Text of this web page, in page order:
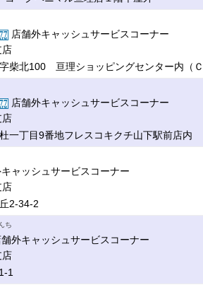
店舗外キャッシュサービスコーナー
柴北100 亘理ショッピングセンター内（Ｃ
店舗外キャッシュサービスコーナー
一丁目9番地フレスコキクチ山下駅前店内
キャッシュサービスコーナー
2-34-2
ち
舗外キャッシュサービスコーナー
1